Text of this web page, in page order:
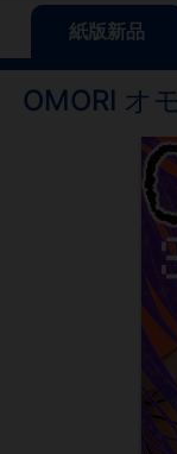
紙版新品
OMORI オ